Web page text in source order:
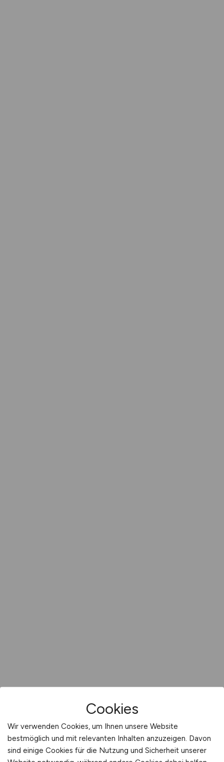
Cookies
Wir verwenden Cookies, um Ihnen unsere Website
bestmöglich und mit relevanten Inhalten anzuzeigen. Davon
sind einige Cookies für die Nutzung und Sicherheit unserer